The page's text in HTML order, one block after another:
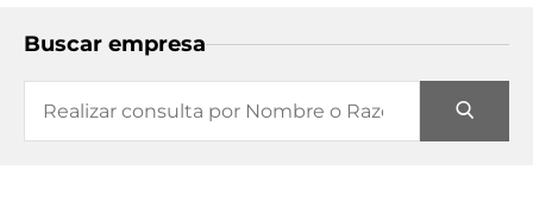
Buscar empresa